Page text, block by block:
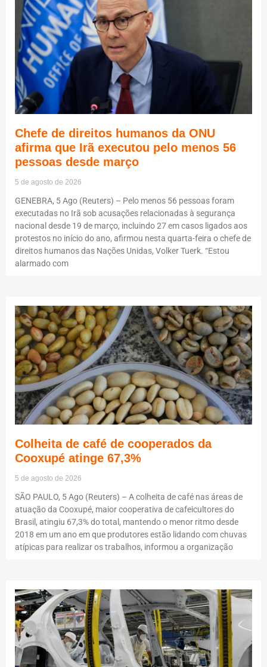
Chefe de direitos humanos da ONU
afirma que Irã executou pelo menos 56
pessoas desde março
5 de agosto de 2026
GENEBRA, 5 Ago (Reuters) – Pelo menos 56 pessoas foram
executadas no Irã sob acusações relacionadas à segurança
nacional desde 19 de março, incluindo 27 em casos ligados aos
protestos no início do ano, afirmou nesta quarta-feira o chefe de
direitos humanos das Nações Unidas, Volker Tuerk. “Estou
alarmado com
Colheita de café de cooperados da
Cooxupé atinge 67,3%
5 de agosto de 2026
SÃO PAULO, 5 Ago (Reuters) – A colheita de café nas áreas de
atuação da Cooxupé, maior cooperativa de cafeicultores do
Brasil, atingiu 67,3% do total, mantendo o menor ritmo desde
2018 em um ano em que produtores estão lidando com chuvas
atípicas para realizar os trabalhos, informou a organização